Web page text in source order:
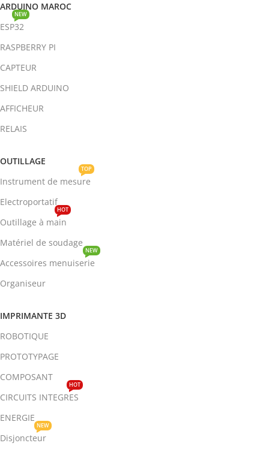
ARDUINO MAROC
ESP32
NEW
RASPBERRY PI
CAPTEUR
SHIELD ARDUINO
AFFICHEUR
RELAIS
OUTILLAGE
Instrument de mesure
TOP
Electroportatif
Outillage à main
HOT
Matériel de soudage
Accessoires menuiserie
NEW
Organiseur
IMPRIMANTE 3D
ROBOTIQUE
PROTOTYPAGE
COMPOSANT
CIRCUITS INTEGRES
HOT
ENERGIE
Disjoncteur
NEW